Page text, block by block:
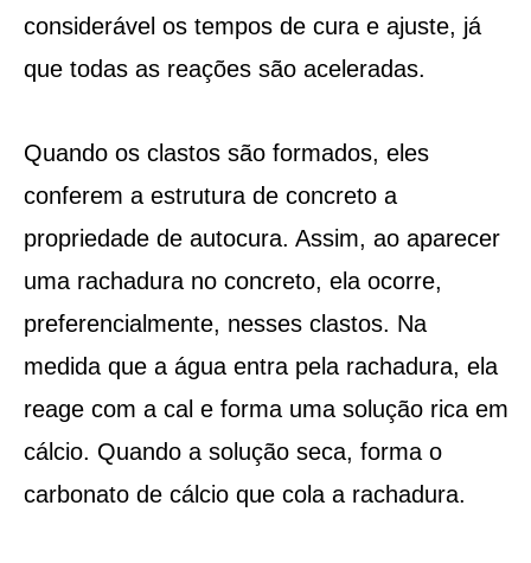
considerável os tempos de cura e ajuste, já
que todas as reações são aceleradas.
Quando os clastos são formados, eles
conferem a estrutura de concreto a
propriedade de autocura. Assim, ao aparecer
uma rachadura no concreto, ela ocorre,
preferencialmente, nesses clastos. Na
medida que a água entra pela rachadura, ela
reage com a cal e forma uma solução rica em
cálcio. Quando a solução seca, forma o
carbonato de cálcio que cola a rachadura.